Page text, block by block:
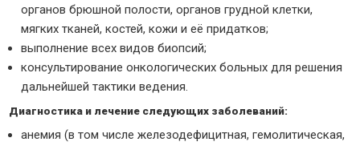
органов брюшной полости, органов грудной клетки,
мягких тканей, костей, кожи и её придатков;
выполнение всех видов биопсий;
консультирование онкологических больных для решения
дальнейшей тактики ведения.
Диагностика и лечение следующих заболеваний:
анемия (в том числе железодефицитная, гемолитическая,